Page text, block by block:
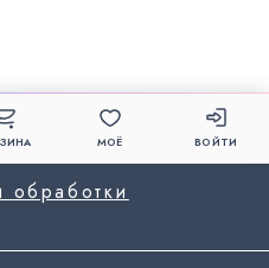
МОЁ ВОЙТИ
обработки